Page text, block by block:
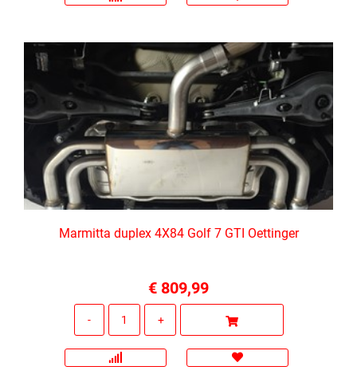
Marmitta duplex 4X84 Golf 7 GTI Oettinger
€ 809,99